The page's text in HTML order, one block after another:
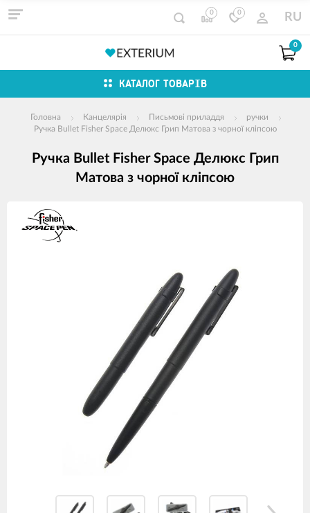
0 0 RU
0
КАТАЛОГ ТОВАРІВ
Головна Канцелярія Письмові приладдя
ручки
Ручка Bullet Fisher Space Делюкс Грип Матова з чорної кліпсою
Ручка Bullet Fisher Space Делюкс Грип
Матова з чорної кліпсою
зображення
продуктів